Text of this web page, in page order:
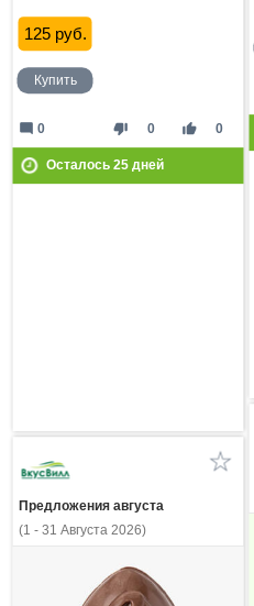
125 руб.
Купить
thumb_down 0 thumb_up 0
mode_comment 0
Осталось 25дней
Предложения августа
(1 - 31 Августа 2026)